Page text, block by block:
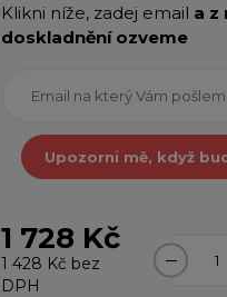
Klikni níže, zadej email a z
doskladnění ozveme
Upozorni mě, když
1 728 Kč
1 428 Kč bez
DPH